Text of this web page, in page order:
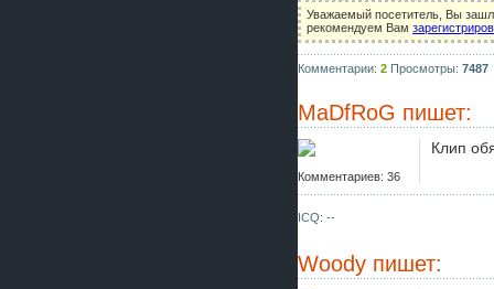
Уважаемый посетитель, Вы
рекомендуем Вам
Комментарии: 2 Просмотры: 7487
MaDfRoG пишет:
Комментариев: 36
Клип
ICQ: --
Woody пишет: